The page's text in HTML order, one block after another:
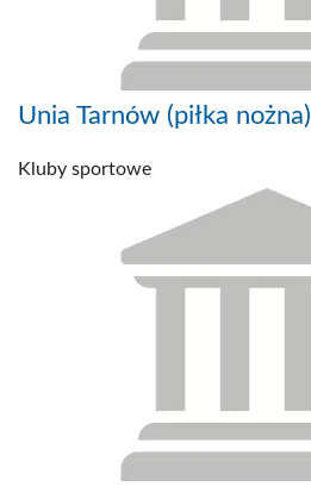
Unia Tarnów (piłka nożna)
Kluby sportowe